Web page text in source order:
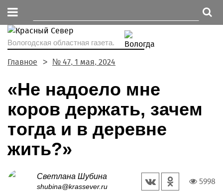
Вологодская областная газета.
Главное № 47, 1 мая, 2024
«Не надоело мне
коров держать, зачем
тогда и в деревне
жить?»
Светлана Шубина
shubina@krassever.ru
5998